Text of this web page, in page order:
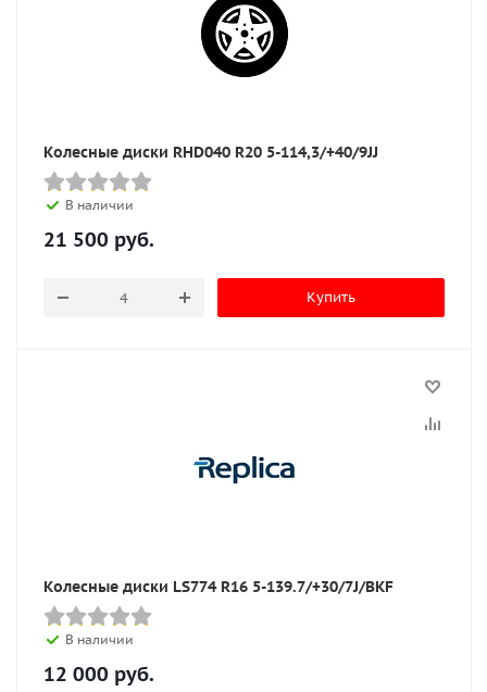
Колесные диски RHD040 R20 5-114,3/+40/9JJ
В наличии
21 500 руб.
Купить
Колесные диски LS774 R16 5-139.7/+30/7J/BKF
В наличии
12 000 руб.